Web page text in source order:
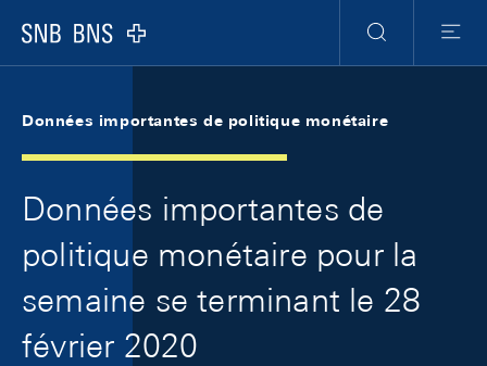
Logo
RechercheMenu
Données importantes de politique monétaire
Données importantes de
politique monétaire pour la
semaine se terminant le 28
février 2020